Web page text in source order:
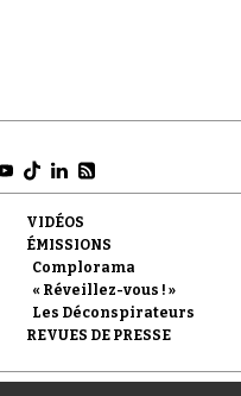
VIDÉOS
ÉMISSIONS
Complorama
« Réveillez-vous ! »
Les Déconspirateurs
REVUES DE PRESSE